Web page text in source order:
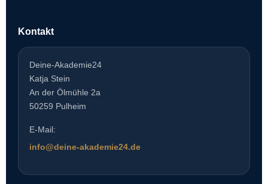
Kontakt
Deine-Akademie24
Katja Stein
An der Ölmühle 2a
50259 Pulheim
E-Mail:
info@deine-akademie24.de